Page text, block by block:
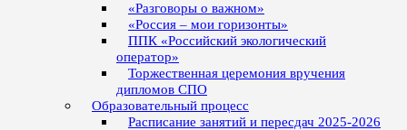
«Разговоры о важном»
«Россия – мои горизонты»
ППК «Российский экологический
оператор»
Торжественная церемония вручения
дипломов СПО
Образовательный процесс
Расписание занятий и пересдач 2025-2026